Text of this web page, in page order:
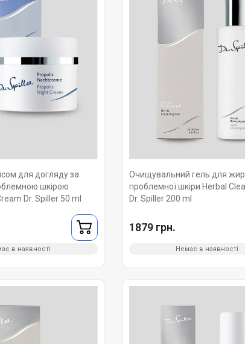
для догляду за
шкірою
Dr. Spiller 50 ml
в наявності
Очищувальний гель для
проблемної шкіри Herbal
Dr. Spiller 200 ml
1879 грн.
Немає в наявності